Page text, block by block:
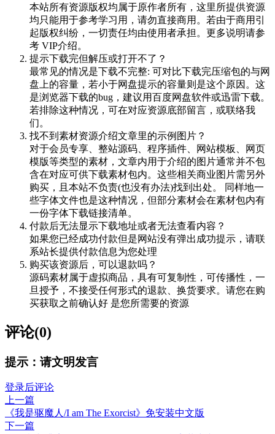
本站所有资源版权均属于原作者所有，这里所提供资源
均只能用于参考学习用，请勿直接商用。若由于商用引
起版权纠纷，一切责任均由使用者承担。更多说明请参
考 VIP介绍。
提示下载完但解压或打开不了？
最常见的情况是下载不完整: 可对比下载完压缩包的与网
盘上的容量，若小于网盘提示的容量则是这个原因。这
是浏览器下载的bug，建议用百度网盘软件或迅雷下载。
若排除这种情况，可在对应资源底部留言，或联络我
们。
找不到素材资源介绍文章里的示例图片？
对于会员专享、整站源码、程序插件、网站模板、网页
模版等类型的素材，文章内用于介绍的图片通常并不包
含在对应可供下载素材包内。这些相关商业图片需另外
购买，且本站不负责(也没有办法)找到出处。 同样地一
些字体文件也是这种情况，但部分素材会在素材包内有
一份字体下载链接清单。
付款后无法显示下载地址或者无法查看内容？
如果您已经成功付款但是网站没有弹出成功提示，请联
系站长提供付款信息为您处理
购买该资源后，可以退款吗？
源码素材属于虚拟商品，具有可复制性，可传播性，一
旦授予，不接受任何形式的退款、换货要求。请您在购
买获取之前确认好 是您所需要的资源
评论(0)
提示：请文明发言
登录后评论
上一篇
《我是驱魔人/I am The Exorcist》免安装中文版
下一篇